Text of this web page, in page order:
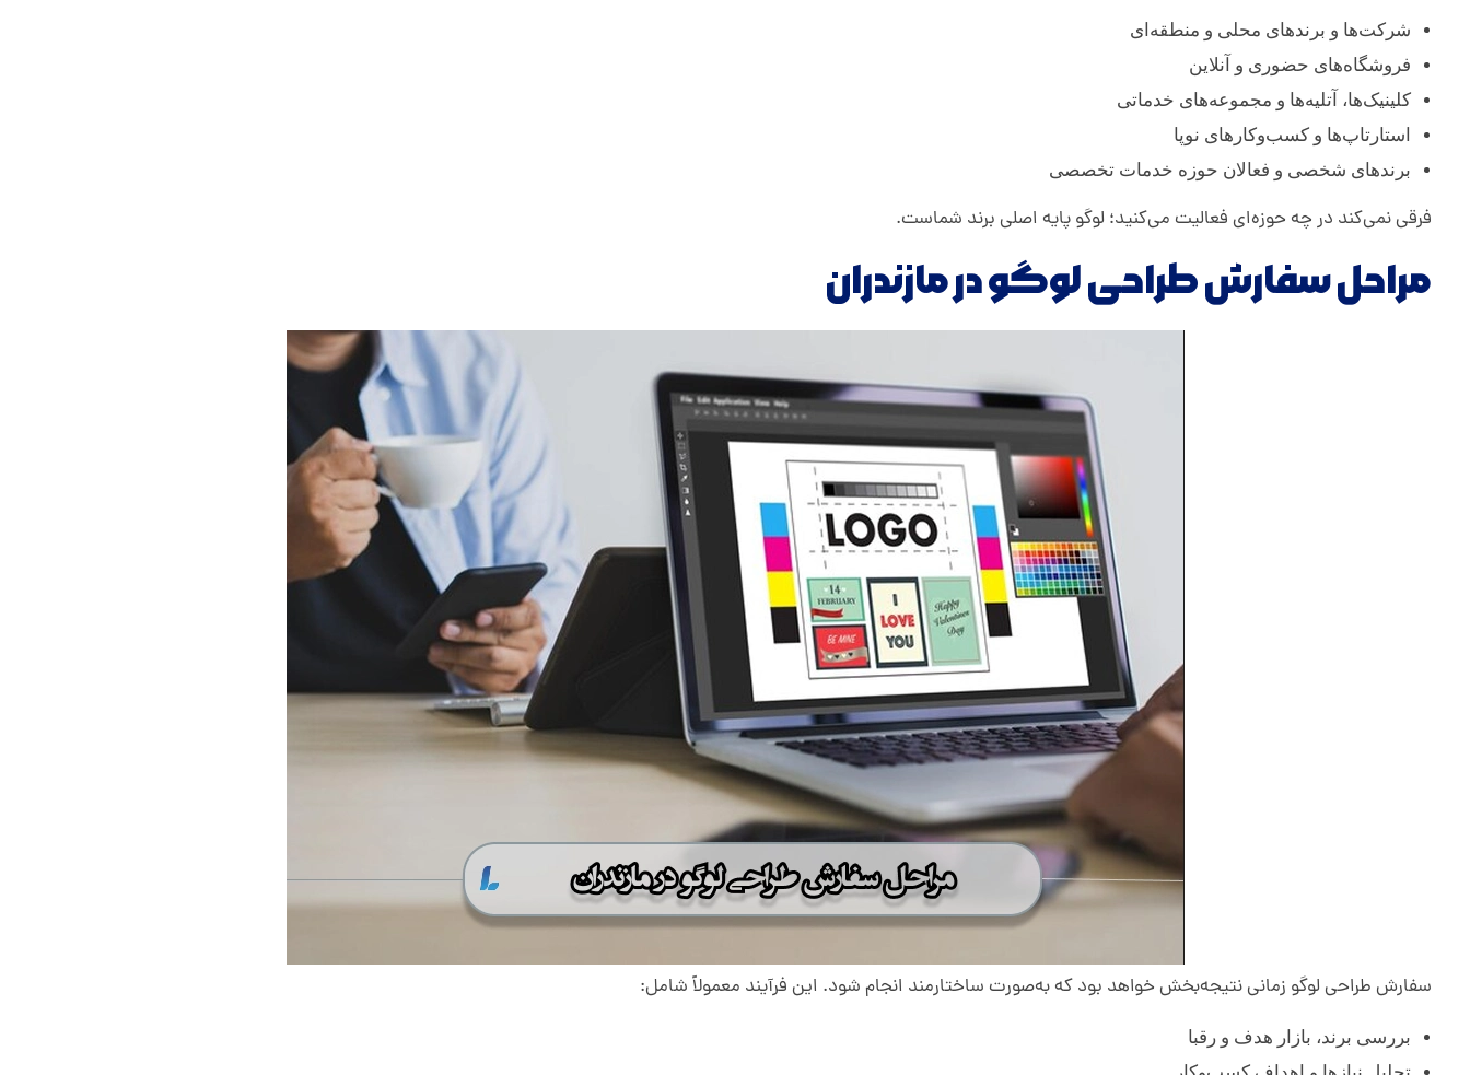
شرکت‌ها و برندهای محلی و منطقه‌ای
فروشگاه‌های حضوری و آنلاین
کلینیک‌ها، آتلیه‌ها و مجموعه‌های خدماتی
استارتاپ‌ها و کسب‌وکارهای نوپا
برندهای شخصی و فعالان حوزه خدمات تخصصی
فرقی نمی‌کند در چه حوزه‌ای فعالیت می‌کنید؛ لوگو پایه اصلی برند شماست.
مراحل سفارش طراحی لوگو در مازندران
سفارش طراحی لوگو زمانی نتیجه‌بخش خواهد بود که به‌صورت ساختارمند انجام شود. این فرآیند معمولاً شامل:
بررسی برند، بازار هدف و رقبا